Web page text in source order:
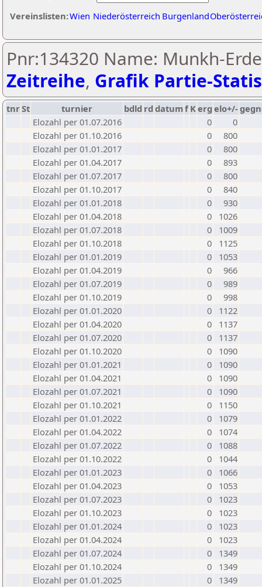
Vereinslisten:Wien Niederösterreich Burgenland
Pnr:134320 Name: Munkh-
Zeitreihe, Grafik Partie-
tnrSt turnier bdld rd datumf Kerg elo+/-
Elozahl per 01.07.2016
0
0
Elozahl per 01.10.2016
0
800
Elozahl per 01.01.2017
0
800
Elozahl per 01.04.2017
0
893
Elozahl per 01.07.2017
0
800
Elozahl per 01.10.2017
0
840
Elozahl per 01.01.2018
0
930
Elozahl per 01.04.2018
0
1026
Elozahl per 01.07.2018
0
1009
Elozahl per 01.10.2018
0
1125
Elozahl per 01.01.2019
0
1053
Elozahl per 01.04.2019
0
966
Elozahl per 01.07.2019
0
989
Elozahl per 01.10.2019
0
998
Elozahl per 01.01.2020
0
1122
Elozahl per 01.04.2020
0
1137
Elozahl per 01.07.2020
0
1137
Elozahl per 01.10.2020
0
1090
Elozahl per 01.01.2021
0
1090
Elozahl per 01.04.2021
0
1090
Elozahl per 01.07.2021
0
1090
Elozahl per 01.10.2021
0
1150
Elozahl per 01.01.2022
0
1079
Elozahl per 01.04.2022
0
1074
Elozahl per 01.07.2022
0
1088
Elozahl per 01.10.2022
0
1044
Elozahl per 01.01.2023
0
1066
Elozahl per 01.04.2023
0
1053
Elozahl per 01.07.2023
0
1023
Elozahl per 01.10.2023
0
1023
Elozahl per 01.01.2024
0
1023
Elozahl per 01.04.2024
0
1023
Elozahl per 01.07.2024
0
1349
Elozahl per 01.10.2024
0
1349
Elozahl per 01.01.2025
0
1349